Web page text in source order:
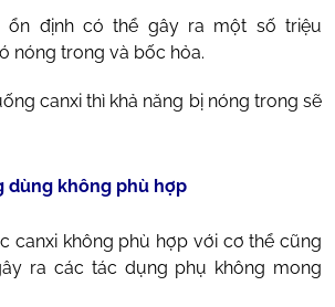
ổn định có thể gây ra một số triệu
nóng trong và bốc hỏa.
canxi thì khả năng bị nóng trong sẽ
dùng không phù hợp
canxi không phù hợp với cơ thể cũng
ra các tác dụng phụ không mong